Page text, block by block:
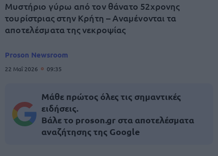
Μυστήριο γύρω από τον θάνατο 52χρονης
τουρίστριας στην Κρήτη – Αναμένονται τα
αποτελέσματα της νεκροψίας
Proson Newsroom
22 Μαΐ 2026 09:35
Μάθε πρώτος όλες τις σημαντικές
ειδήσεις.
Βάλε το proson.gr στα αποτελέσματα
αναζήτησης της Google